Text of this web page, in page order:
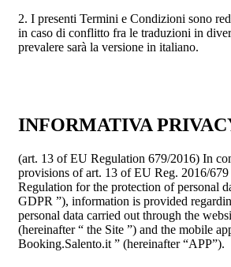
2. I presenti Termini e Condizioni sono
in caso di conflitto fra le traduzioni in
prevalere sarà la versione in italiano.
INFORMATIVA
(art. 13 of EU Regulation 679/2016) In
provisions of art. 13 of EU Reg. 2016/679
Regulation for the protection of personal
GDPR ”), information is provided
personal data carried out through the
(hereinafter “ the Site ”) and the mobile
Booking.Salento.it ” (hereinafter “APP”).